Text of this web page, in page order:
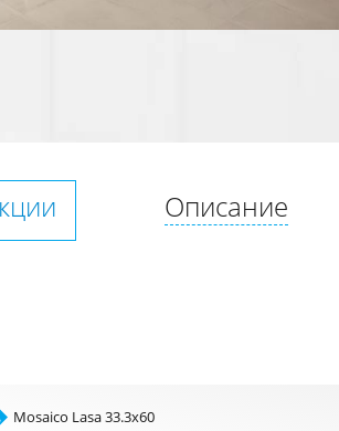
Описание
Mosaico Lasa 33.3x60